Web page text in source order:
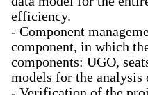
efficiency.
- Component
component, in which
components: UGO,
models for the